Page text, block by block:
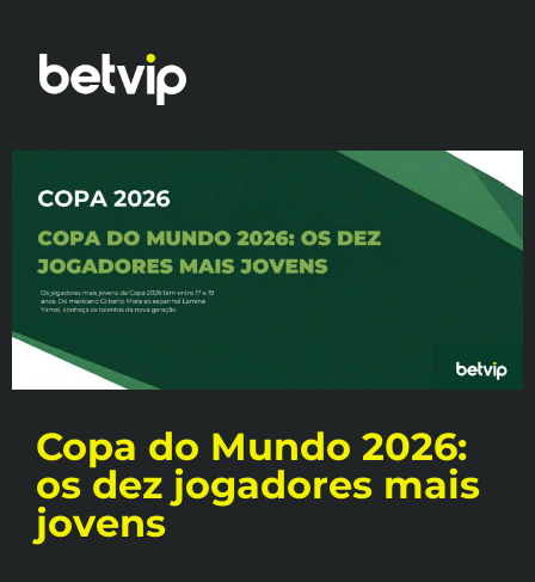
Copa do Mundo 2026:
os dez jogadores mais
jovens